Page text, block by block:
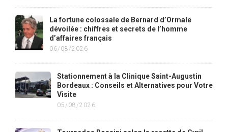
La fortune colossale de Bernard d’Ormale
dévoilée : chiffres et secrets de l’homme
d’affaires français
06/08/2026
Stationnement à la Clinique Saint-Augustin
Bordeaux : Conseils et Alternatives pour Votre
Visite
05/08/2026